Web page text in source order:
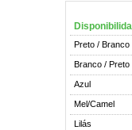
Preto / Branco
Branco / Preto
Azul
Mel/Camel
Lilás